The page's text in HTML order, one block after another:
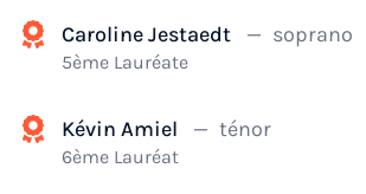
Caroline Jestaedt — soprano
5ème Lauréate
Kévin Amiel — ténor
6ème Lauréat